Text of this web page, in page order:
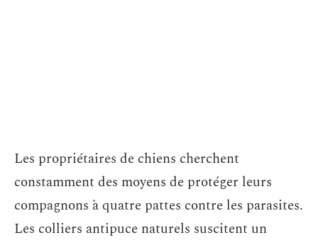
Les propriétaires de chiens cherchent
constamment des moyens de protéger leurs
compagnons à quatre pattes contre les parasites.
Les colliers antipuce naturels suscitent un